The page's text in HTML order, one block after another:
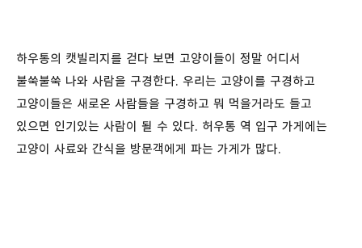
하우통의 캣빌리지를 걷다 보면 고양이들이 정말 어디서
불쑥불쑥 나와 사람을 구경한다. 우리는 고양이를 구경하고
고양이들은 새로온 사람들을 구경하고 뭐 먹을거라도 들고
있으면 인기있는 사람이 될 수 있다. 허우통 역 입구 가게에는
고양이 사료와 간식을 방문객에게 파는 가게가 많다.